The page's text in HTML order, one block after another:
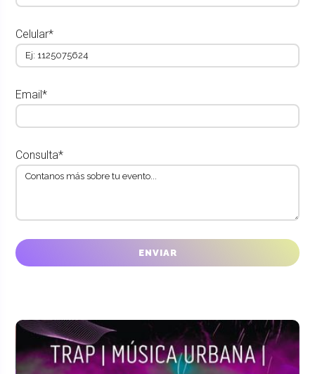
Celular*
Email*
Consulta*